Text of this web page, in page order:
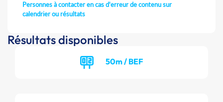
Personnes à contacter en cas d'erreur de contenu sur
calendrier ou résultats
Résultats disponibles
50m / BEF